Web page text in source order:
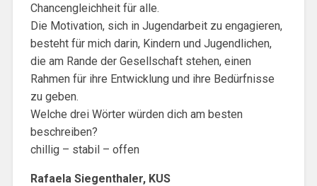
Chancengleichheit für alle.
Die Motivation, sich in Jugendarbeit zu engagieren,
besteht für mich darin, Kindern und Jugendlichen,
die am Rande der Gesellschaft stehen, einen
Rahmen für ihre Entwicklung und ihre Bedürfnisse
zu geben.
Welche drei Wörter würden dich am besten
beschreiben?
chillig – stabil – offen
Rafaela Siegenthaler, KUS